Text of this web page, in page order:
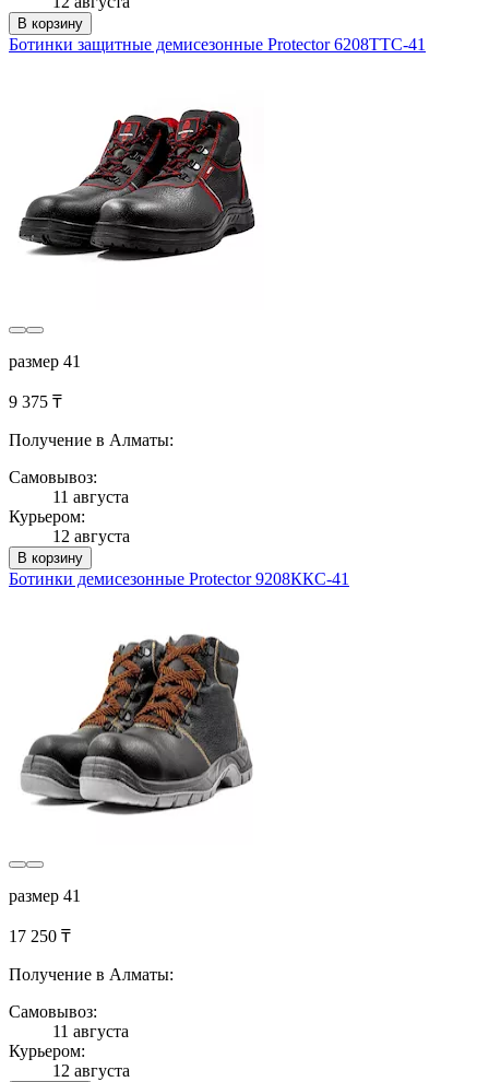
В корзину
Ботинки защитные демисезонные Protector 6208ТТС-41
размер 41
9 375 ₸
Получение в Алматы:
Самовывоз:
11 августа
Курьером:
12 августа
В корзину
Ботинки демисезонные Protector 9208ККС-41
размер 41
17 250 ₸
Получение в Алматы:
Самовывоз:
11 августа
Курьером:
12 августа